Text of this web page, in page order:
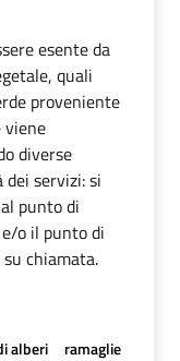
esente da
quali
proveniente
viene
diverse
dei servizi: si
punto di
o il punto di
chiamata.
alberi
ramaglie